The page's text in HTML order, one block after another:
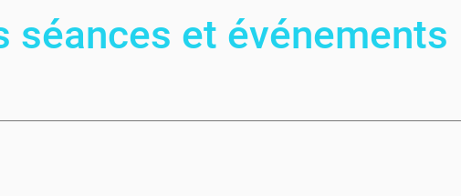
séances et événements